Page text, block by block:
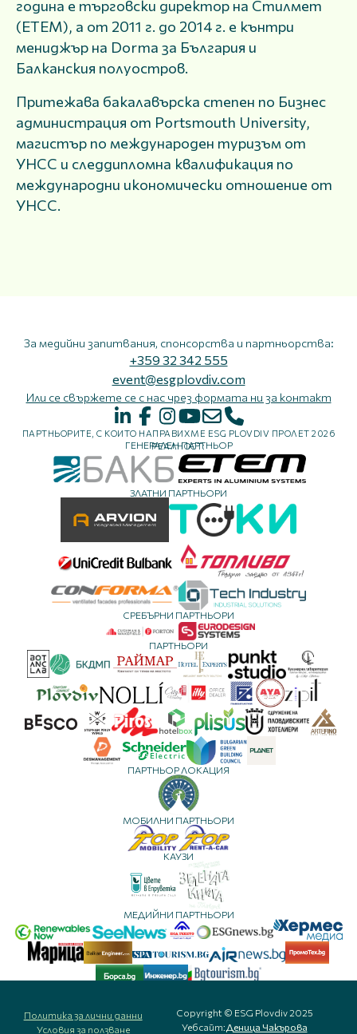
година е търговски директор на Стилмет
(ЕТЕМ), а от 2011 г. до 2014 г. е кънтри
мениджър на Dorma за България и
Балканския полуостров.
Притежава бакалавърска степен по Бизнес
администрация от Portsmouth University,
магистър по международен туризъм от
УНСС и следдипломна квалификация по
международни икономически отношение от
УНСС.
За медийни запитвания, спонсорства и партньорства:
+359 32 342 555
event@esgplovdiv.com
Или се свържете се с нас чрез формата ни за контакт
ПАРТНЬОРИТЕ, С КОИТО НАПРАВИХМЕ ESG PLOVDIV ПРОЛЕТ 2026
РЕАЛНОСТ:
ГЕНЕРАЛЕН ПАРТНЬОР
ЗЛАТНИ ПАРТНЬОРИ
СРЕБЪРНИ ПАРТНЬОРИ
ПАРТНЬОРИ
ПАРТНЬОР ЛОКАЦИЯ
МОБИЛНИ ПАРТНЬОРИ
КАУЗИ
МЕДИЙНИ ПАРТНЬОРИ
Политика за лични данни
Условия за ползване
Copyright © ESG Plovdiv 2025
Уебсайт: Деница Чакърова